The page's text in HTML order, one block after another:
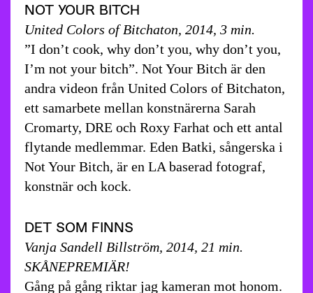
NOT YOUR BITCH
United Colors of Bitchaton, 2014, 3 min.
”I don’t cook, why don’t you, why don’t you,
I’m not your bitch”. Not Your Bitch är den
andra videon från United Colors of Bitchaton,
ett samarbete mellan konstnärerna Sarah
Cromarty, DRE och Roxy Farhat och ett antal
flytande medlemmar. Eden Batki, sångerska i
Not Your Bitch, är en LA baserad fotograf,
konstnär och kock.
DET SOM FINNS
Vanja Sandell Billström, 2014, 21 min.
SKÅNEPREMIÄR!
Gång på gång riktar jag kameran mot honom.